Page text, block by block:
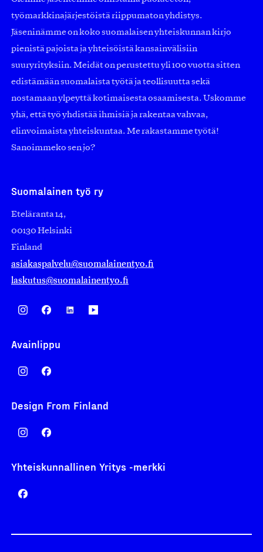
työmarkkinajärjestöistä riippumaton yhdistys.
Jäseninämme on koko suomalaisen yhteiskunnan kirjo
pienistä pajoista ja yhteisöistä kansainvälisiin
suuryrityksiin. Meidät on perustettu yli 100 vuotta sitten
edistämään suomalaista työtä ja teollisuutta sekä
nostamaan ylpeyttä kotimaisesta osaamisesta. Uskomme
yhä, että työ yhdistää ihmisiä ja rakentaa vahvaa,
elinvoimaista yhteiskuntaa. Me rakastamme työtä!
Sanoimmeko sen jo?
Suomalainen työ ry
Eteläranta 14,
00130 Helsinki
Finland
asiakaspalvelu@suomalainentyo.fi
laskutus@suomalainentyo.fi
Avainlippu
Design From Finland
Yhteiskunnallinen Yritys -merkki